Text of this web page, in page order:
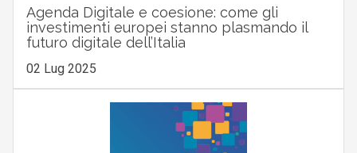
Agenda Digitale e coesione: come gli
investimenti europei stanno plasmando il
futuro digitale dell’Italia
02 Lug 2025